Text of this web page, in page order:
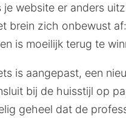
website er anders
brein zich onbewust af:
is moeilijk terug te
is aangepast, een
bij de huisstijl op
geheel dat de